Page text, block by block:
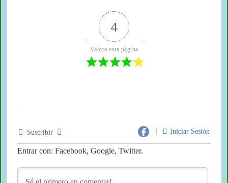
4
Valora esta página
Suscribir Iniciar Sesión
Entrar con: Facebook, Google, Twitter.